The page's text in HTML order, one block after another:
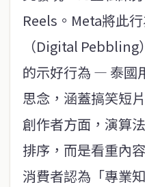
Reels。Meta將此
（Digital
的示好行為 — 泰國
思念，涵蓋搞笑短
創作者方面，演算
排序，而是看重內
消費者認為「專業